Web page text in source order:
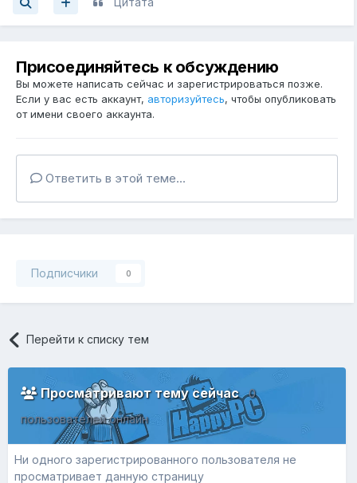
Присоединяйтесь к обсуждению
Вы можете написать сейчас и зарегистрироваться позже.
Если у вас есть аккаунт, авторизуйтесь, чтобы опубликовать
от имени своего аккаунта.
Ответить в этой теме...
Подписчики 0
Перейти к списку тем
Просматривают тему сейчас0
пользователей онлайн
Ни одного зарегистрированного пользователя не
просматривает данную страницу